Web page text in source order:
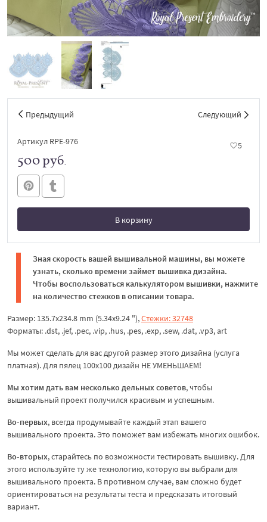
Предыдущий Следующий
Артикул RPE-976 5
500 руб.
В корзину
В корзине
Зная скорость вашей вышивальной машины, вы можете
узнать, сколько времени займет вышивка дизайна.
Чтобы воспользоваться калькулятором вышивки, нажмите
на количество стежков в описании товара.
Размер: 135.7x234.8 mm (5.34x9.24 "),Стежки: 32748
Форматы: .dst, .jef, .pec, .vip, .hus, .pes, .exp, .sew, .dat, .vp3, art
Мы может сделать для вас другой размер этого дизайна (услуга
платная). Для пялец 100x100 дизайн НЕ УМЕНЬШАЕМ!
Мы хотим дать вам несколько дельных советов, чтобы
вышивальный проект получился красивым и успешным.
Во-первых, всегда продумывайте каждый этап вашего
вышивального проекта. Это поможет вам избежать многих ошибок.
Во-вторых, старайтесь по возможности тестировать вышивку. Для
этого используйте ту же технологию, которую вы выбрали для
вышивального проекта. В противном случае, вам сложно будет
ориентироваться на результаты теста и предсказать итоговый
вариант.